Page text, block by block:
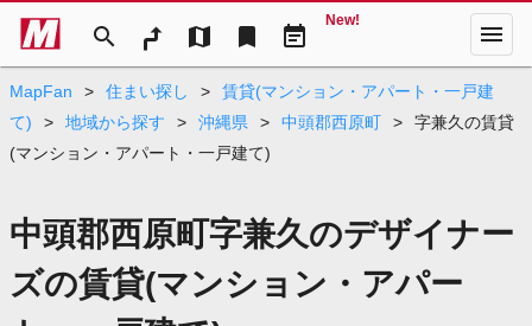
search map bookmark event_note
New! menu
MapFan > 住まい探し >
賃貸(マンション・アパート・一戸建
て)
> 地域から探す > 沖縄県 > 中頭郡西原町 >
字兼久の賃貸
(マンション・アパート・一戸建て)
中頭郡西原町字兼久のデザイナー
ズの賃貸(マンション・アパー